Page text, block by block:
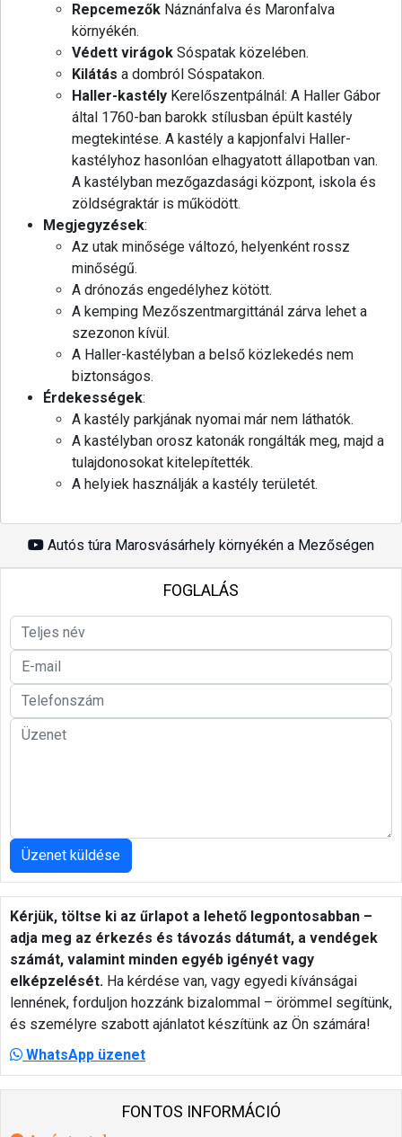
Repcemezők Náznánfalva és Maronfalva
környékén.
Védett virágok Sóspatak közelében.
Kilátás a dombról Sóspatakon.
Haller-kastély Kerelőszentpálnál: A Haller Gábor
által 1760-ban barokk stílusban épült kastély
megtekintése. A kastély a kapjonfalvi Haller-
kastélyhoz hasonlóan elhagyatott állapotban van.
A kastélyban mezőgazdasági központ, iskola és
zöldségraktár is működött.
Megjegyzések:
Az utak minősége változó, helyenként rossz
minőségű.
A drónozás engedélyhez kötött.
A kemping Mezőszentmargittánál zárva lehet a
szezonon kívül.
A Haller-kastélyban a belső közlekedés nem
biztonságos.
Érdekességek:
A kastély parkjának nyomai már nem láthatók.
A kastélyban orosz katonák rongálták meg, majd a
tulajdonosokat kitelepítették.
A helyiek használják a kastély területét.
Autós túra Marosvásárhely környékén a Mezőségen
FOGLALÁS
Üzenet küldése
Kérjük, töltse ki az űrlapot a lehető legpontosabban –
adja meg az érkezés és távozás dátumát, a vendégek
számát, valamint minden egyéb igényét vagy
elképzelését. Ha kérdése van, vagy egyedi kívánságai
lennének, forduljon hozzánk bizalommal – örömmel segítünk,
és személyre szabott ajánlatot készítünk az Ön számára!
WhatsApp üzenet
FONTOS INFORMÁCIÓ